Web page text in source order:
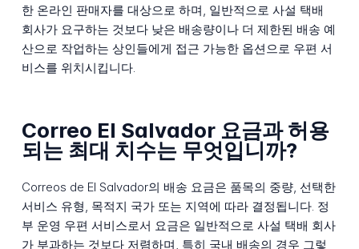
한 온라인 판매자를 대상으로 하며, 일반적으로 사설 택배
회사가 요구하는 것보다 낮은 배송량이나 더 제한된 배송 예
산으로 작업하는 상인들에게 접근 가능한 옵션으로 우편 서
비스를 위치시킵니다.
Correo El Salvador 요금과 허용
되는 최대 치수는 무엇입니까?
Correos de El Salvador의 배송 요금은 품목의 중량, 선택한
서비스 유형, 목적지 국가 또는 지역에 따라 결정됩니다. 정
부 운영 우편 서비스로서 요금은 일반적으로 사설 택배 회사
가 부과하는 것보다 저렴하며, 특히 국내 배송의 경우 그렇